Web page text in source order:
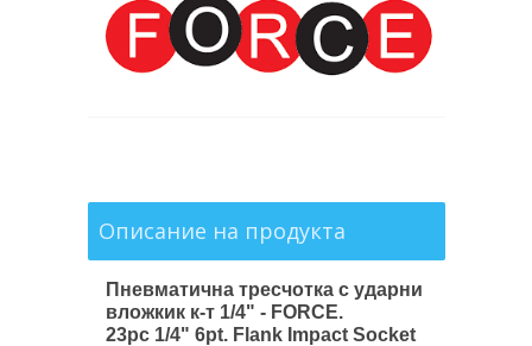
Описание на продукта
Пневматична тресчотка с ударни
вложкик к-т 1/4" - FORCE.
23pc 1/4" 6pt. Flank Impact Socket